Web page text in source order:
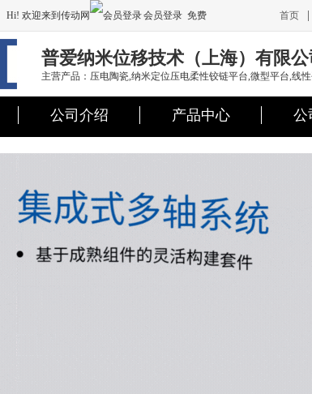
Hi! 欢迎来到传动网 会员登录 免费 首页
普爱纳米位移技术（上海）有限公
主营产品：压电陶瓷,纳米定位压电柔性铰链平台,微型平台,线
公司介绍 产品中心 公